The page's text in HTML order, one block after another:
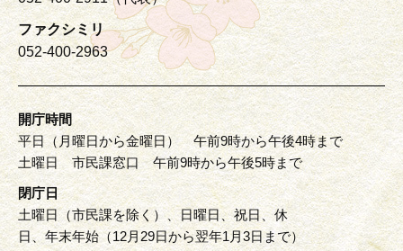
ファクシミリ
052-400-2963
開庁時間
平日（月曜日から金曜日） 午前9時から午後4時まで
土曜日 市民課窓口 午前9時から午後5時まで
閉庁日
土曜日（市民課を除く）、日曜日、祝日、休
日、年末年始（12月29日から翌年1月3日まで）